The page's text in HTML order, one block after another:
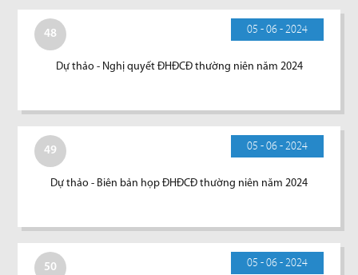
48 05 - 06 - 2024
Dự thảo - Nghị quyết ĐHĐCĐ thường niên năm 2024
49 05 - 06 - 2024
Dự thảo - Biên bản họp ĐHĐCĐ thường niên năm 2024
50 05 - 06 - 2024